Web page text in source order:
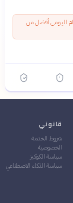
اليومي أفضل من
قانوني
شروط الخدمة
الخصوصية
سياسة الكوكيز
سياسة الذكاء الاصطناعي